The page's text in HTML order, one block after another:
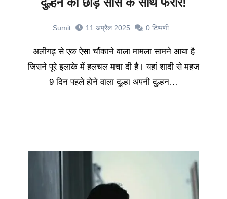
Sumit 11 अप्रैल 2025 0 टिप्पणी
अलीगढ़ से एक ऐसा चौंकाने वाला मामला सामने आया है
जिसने पूरे इलाके में हलचल मचा दी है। यहां शादी से महज
9 दिन पहले होने वाला दूल्हा अपनी दुल्हन…